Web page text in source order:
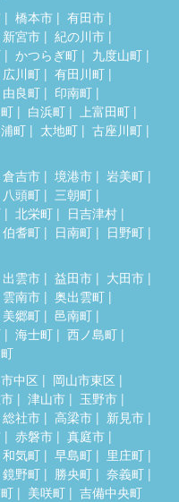
橋本市
有田市
新宮市
紀の川市
かつらぎ町
九度山町
広川町
有田川町
由良町
印南町
白浜町
上富田町
町 太地町
古座川町
倉吉市 境港市
岩美町
八頭町
三朝町
北栄町
日吉津村
伯耆町 日南町
日野町
出雲市 益田市
大田市
雲南市
奥出雲町
美郷町
邑南町
海士町
西ノ島町
中区
岡山市東区
津山市
玉野市
総社市 高梁市
新見市
赤磐市
真庭市
和気町 早島町
里庄町
鏡野町 勝央町
奈義町
美咲町 吉備中央町